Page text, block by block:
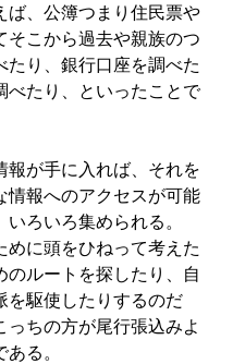
ば、公簿つまり住民票や
そこから過去や親族のつ
たり、銀行口座を調べた
べたり、といったことで
報が手に入れば、それを
情報へのアクセスが可能
ろいろ集められる。
めに頭をひねって考えた
のルートを探したり、自
を駆使したりするのだ
っちの方が尾行張込みよ
る。